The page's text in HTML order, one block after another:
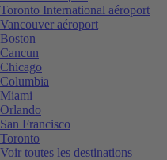
Toronto International aéroport
Vancouver aéroport
Boston
Cancun
Chicago
Columbia
Miami
Orlando
San Francisco
Toronto
Voir toutes les destinations